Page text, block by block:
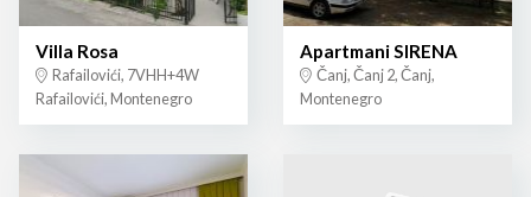
Villa Rosa
Rafailovići, 7VHH+4W
Rafailovići, Montenegro
Apartmani SIRENA
Čanj, Čanj 2, Čanj,
Montenegro